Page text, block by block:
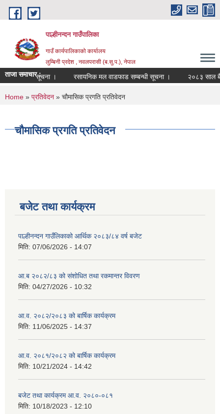
Skip to main content
पाल्हीनन्दन गाउँपालिका
गाउँ कार्यपालिकाको कार्यालय
लुम्बिनी प्रदेश , नवलपरासी (ब.सु.प.), नेपाल
ताजा समाचार :
सम्बन्धी सूचना । रसायनिक मल वाडफाड सम्बन्धी सूचना । २०८३ साल
You are here
Home » प्रतिवेदन » चौमासिक प्रगति प्रतिवेदन
चौमासिक प्रगति प्रतिवेदन
बजेट तथा कार्यक्रम
पाल्हीनन्दन गाउँलिकाको आर्थिक २०८३/८४ वर्ष बजेट
मिति: 07/06/2026 - 14:07
आ.ब २०८२/८३ को संशोधित तथा रकमान्तर विवरण
मिति: 04/27/2026 - 10:32
आ.व. २०८२/२०८३ को बार्षिक कार्यक्रम
मिति: 11/06/2025 - 14:37
आ.व. २०८१/२०८२ को बार्षिक कार्यक्रम
मिति: 10/21/2024 - 14:42
बजेट तथा कार्यक्रम आ.व. २०८०-०८१
मिति: 10/18/2023 - 12:10